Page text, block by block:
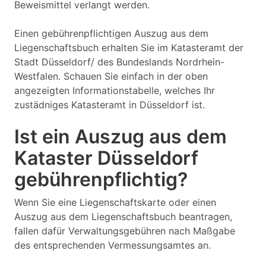
Beweismittel verlangt werden.
Einen gebührenpflichtigen Auszug aus dem
Liegenschaftsbuch erhalten Sie im Katasteramt der
Stadt Düsseldorf/ des Bundeslands Nordrhein-
Westfalen. Schauen Sie einfach in der oben
angezeigten Informationstabelle, welches Ihr
zustädniges Katasteramt in Düsseldorf ist.
Ist ein Auszug aus dem
Kataster Düsseldorf
gebührenpflichtig?
Wenn Sie eine Liegenschaftskarte oder einen
Auszug aus dem Liegenschaftsbuch beantragen,
fallen dafür Verwaltungsgebühren nach Maßgabe
des entsprechenden Vermessungsamtes an.